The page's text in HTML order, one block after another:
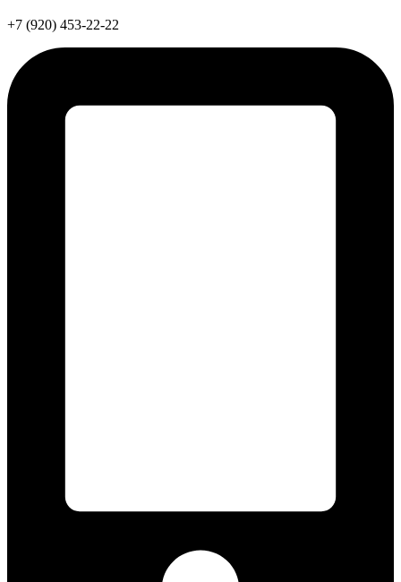
+7 (920) 453-22-22